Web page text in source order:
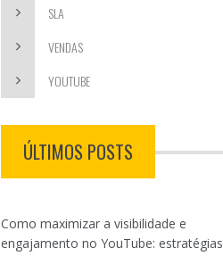
SLA
VENDAS
YOUTUBE
ÚLTIMOS POSTS
Como maximizar a visibilidade e
engajamento no YouTube: estratégias